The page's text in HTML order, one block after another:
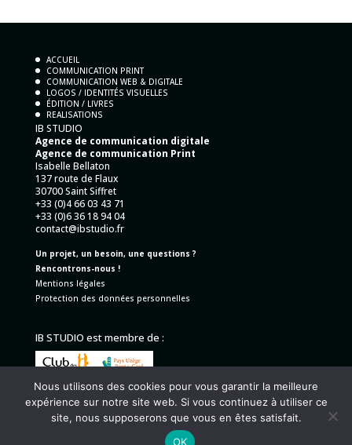
ACCUEIL
COMMUNICATION PRINT
COMMUNICATION WEB & DIGITALE
LOGOS / IDENTITÉS VISUELLES
ÉDITION / LIVRES
REALISATIONS
IB STUDIO
Agence de communication digitale
Agence de communication Print
Isabelle Bellaton
137 route de Flaux
30700 Saint Siffret
+33 (0)4 66 03 43 71
+33 (0)6 36 18 94 04
contact@ibstudio.fr
Un projet, un besoin, une questions ?
Rencontrons-nous !
Mentions légales
Protection des données personnelles
IB STUDIO est membre de :
Nous utilisons des cookies pour vous garantir la meilleure
expérience sur notre site web. Si vous continuez à utiliser ce
site, nous supposerons que vous en êtes satisfait.
OK